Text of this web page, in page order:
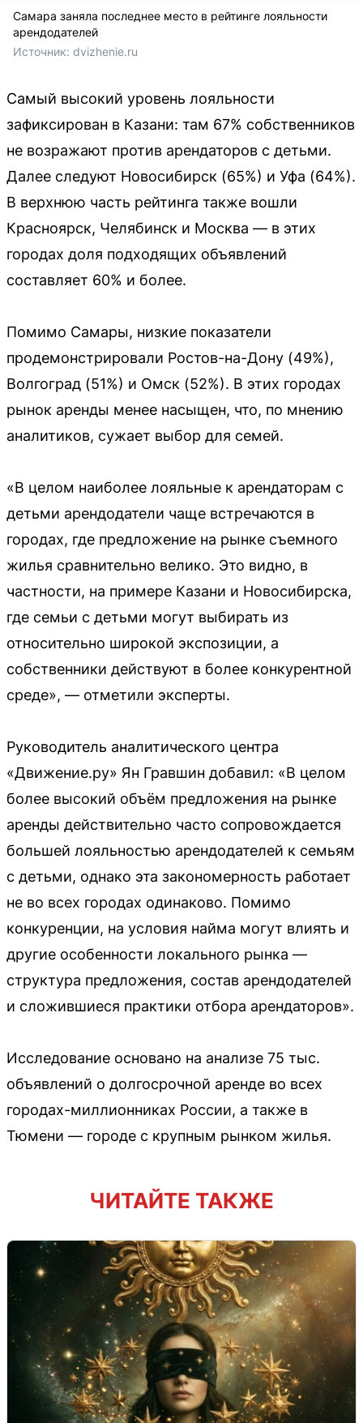
Самара заняла последнее место в рейтинге лояльности
арендодателей
Источник: dvizhenie.ru
Самый высокий уровень лояльности
зафиксирован в Казани: там 67% собственников
не возражают против арендаторов с детьми.
Далее следуют Новосибирск (65%) и Уфа (64%).
В верхнюю часть рейтинга также вошли
Красноярск, Челябинск и Москва — в этих
городах доля подходящих объявлений
составляет 60% и более.
Помимо Самары, низкие показатели
продемонстрировали Ростов-на-Дону (49%),
Волгоград (51%) и Омск (52%). В этих городах
рынок аренды менее насыщен, что, по мнению
аналитиков, сужает выбор для семей.
«В целом наиболее лояльные к арендаторам с
детьми арендодатели чаще встречаются в
городах, где предложение на рынке съемного
жилья сравнительно велико. Это видно, в
частности, на примере Казани и Новосибирска,
где семьи с детьми могут выбирать из
относительно широкой экспозиции, а
собственники действуют в более конкурентной
среде», — отметили эксперты.
Руководитель аналитического центра
«Движение.ру» Ян Гравшин добавил: «В целом
более высокий объём предложения на рынке
аренды действительно часто сопровождается
большей лояльностью арендодателей к семьям
с детьми, однако эта закономерность работает
не во всех городах одинаково. Помимо
конкуренции, на условия найма могут влиять и
другие особенности локального рынка —
структура предложения, состав арендодателей
и сложившиеся практики отбора арендаторов».
Исследование основано на анализе 75 тыс.
объявлений о долгосрочной аренде во всех
городах-миллионниках России, а также в
Тюмени — городе с крупным рынком жилья.
ЧИТАЙТЕ ТАКЖЕ